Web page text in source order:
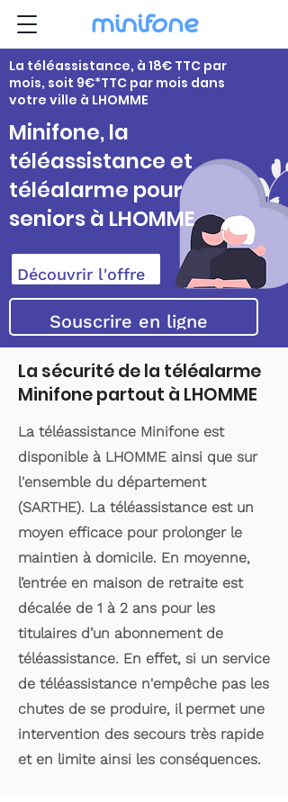
La téléassistance, à 18€ TTC par
mois, soit 9€*TTC par mois dans
votre ville à LHOMME
Minifone, la
téléassistance et
téléalarme pour
seniors à LHOMME
Découvrir l'offre
Souscrire en ligne
La sécurité de la téléalarme
Minifone partout à LHOMME
La téléassistance Minifone est
disponible à LHOMME ainsi que sur
l'ensemble du département
(SARTHE). La téléassistance est un
moyen efficace pour prolonger le
maintien à domicile. En moyenne,
l’entrée en maison de retraite est
décalée de 1 à 2 ans pour les
titulaires d’un abonnement de
téléassistance. En effet, si un service
de téléassistance n'empêche pas les
chutes de se produire, il permet une
intervention des secours très rapide
et en limite ainsi les conséquences.